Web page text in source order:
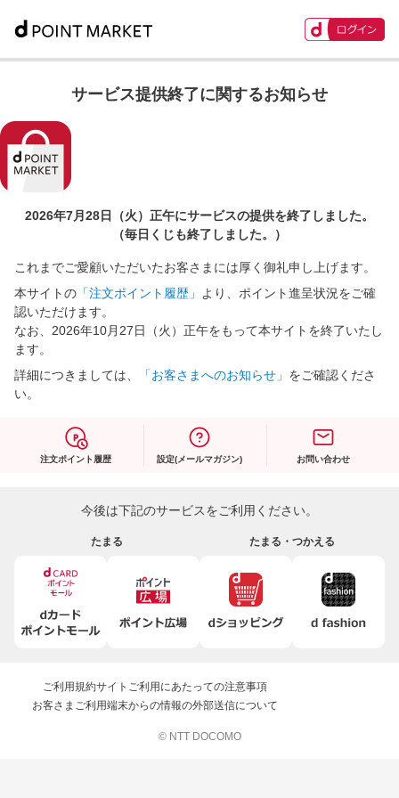
サービス提供終了に関するお知らせ
2026年7月28日（火）正午にサービスの提供を終了しました。
（毎日くじも終了しました。）
これまでご愛顧いただいたお客さまには厚く御礼申し上げます。
本サイトの 「注文ポイント履歴」
より、ポイント進呈状況をご確
認いただけます。
なお、2026年10月27日（火）正午をもって本サイトを終了いたし
ます。
詳細につきましては、
「お客さまへのお知らせ」 をご確認くださ
い。
注文ポイント履歴 設定(メールマガジン) お問い合わせ
今後は下記のサービスをご利用ください。
たまる たまる・つかえる
ご利用規約サイトご利用にあたっての注意事項
お客さまご利用端末からの情報の外部送信について
© NTT DOCOMO